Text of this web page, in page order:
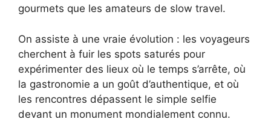
gourmets que les amateurs de slow travel.
On assiste à une vraie évolution : les voyageurs
cherchent à fuir les spots saturés pour
expérimenter des lieux où le temps s’arrête, où
la gastronomie a un goût d’authentique, et où
les rencontres dépassent le simple selfie
devant un monument mondialement connu.